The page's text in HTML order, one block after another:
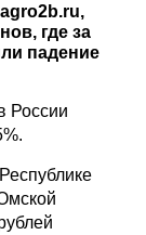
где за
падение
России